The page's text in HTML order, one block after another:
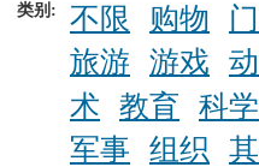
类别: 不限 购物
旅游
游戏
术
教育 科学
军事 组织